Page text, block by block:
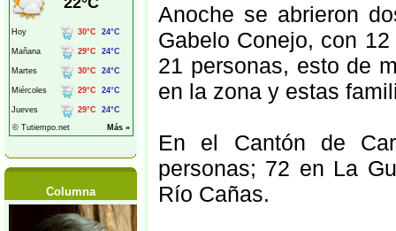
Columna
Anoche se abrieron
Gabelo Conejo, con
21 personas, esto de
en la zona y estas
En el Cantón de
personas; 72 en La
Río Cañas.